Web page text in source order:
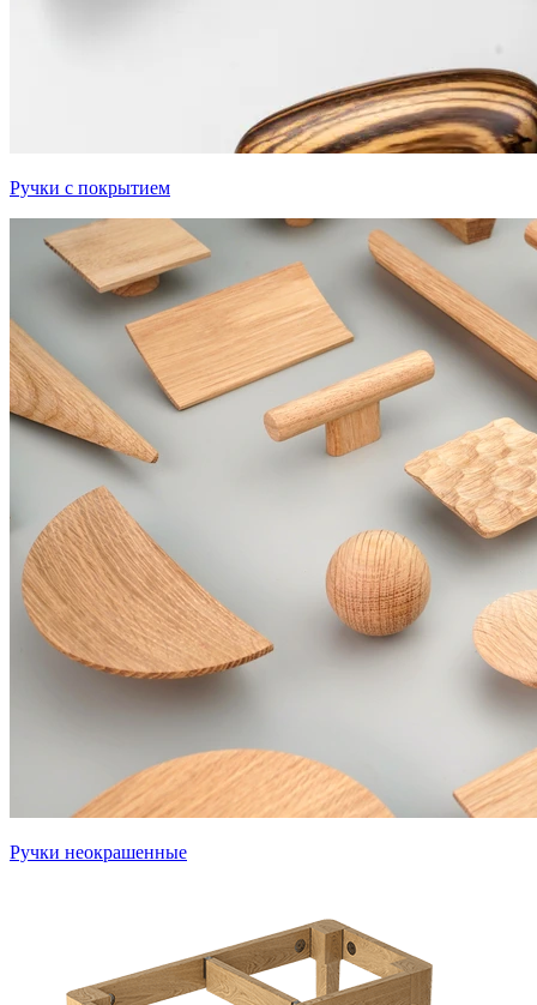
Ручки с покрытием
Ручки неокрашенные